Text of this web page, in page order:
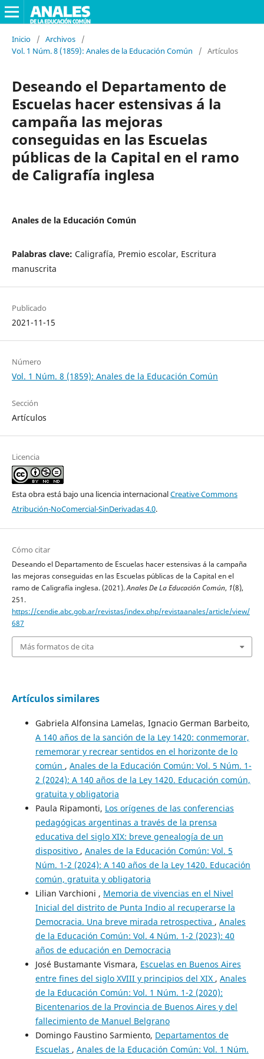
Inicio / Archivos
/
Vol. 1 Núm. 8 (1859): Anales de la Educación Común
/ Artículos
Deseando el Departamento de
Escuelas hacer estensivas á la
campaña las mejoras
conseguidas en las Escuelas
públicas de la Capital en el ramo
de Caligrafía inglesa
Anales de la Educación Común
Palabras clave: Caligrafía, Premio escolar, Escritura
manuscrita
Publicado
2021-11-15
Número
Vol. 1 Núm. 8 (1859): Anales de la Educación Común
Sección
Artículos
Licencia
Esta obra está bajo una licencia internacionalCreative Commons
Atribución-NoComercial-SinDerivadas 4.0.
Cómo citar
Deseando el Departamento de Escuelas hacer estensivas á la campaña
las mejoras conseguidas en las Escuelas públicas de la Capital en el
ramo de Caligrafía inglesa. (2021).Anales De La Educación Común, 1(8),
251.
https://cendie.abc.gob.ar/revistas/index.php/revistaanales/article/view/
687
Más formatos de cita
Artículos similares
Gabriela Alfonsina Lamelas, Ignacio German Barbeito,
A 140 años de la sanción de la Ley 1420: conmemorar,
rememorar y recrear sentidos en el horizonte de lo
común , Anales de la Educación Común: Vol. 5 Núm. 1-
2 (2024): A 140 años de la Ley 1420. Educación común,
gratuita y obligatoria
Paula Ripamonti, Los orígenes de las conferencias
pedagógicas argentinas a través de la prensa
educativa del siglo XIX: breve genealogía de un
dispositivo , Anales de la Educación Común: Vol. 5
Núm. 1-2 (2024): A 140 años de la Ley 1420. Educación
común, gratuita y obligatoria
Lilian Varchioni , Memoria de vivencias en el Nivel
Inicial del distrito de Punta Indio al recuperarse la
Democracia. Una breve mirada retrospectiva , Anales
de la Educación Común: Vol. 4 Núm. 1-2 (2023): 40
años de educación en Democracia
José Bustamante Vismara, Escuelas en Buenos Aires
entre fines del siglo XVIII y principios del XIX , Anales
de la Educación Común: Vol. 1 Núm. 1-2 (2020):
Bicentenarios de la Provincia de Buenos Aires y del
fallecimiento de Manuel Belgrano
Domingo Faustino Sarmiento, Departamentos de
Escuelas , Anales de la Educación Común: Vol. 1 Núm.